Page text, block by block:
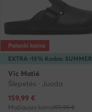
EXTRA -15% Kodas: SUMMER
Palanki kaina
Vic Matié
Šlepetės · Juoda
Dabartinė kaina
159,99 €
Mažiausia kaina177,99 €